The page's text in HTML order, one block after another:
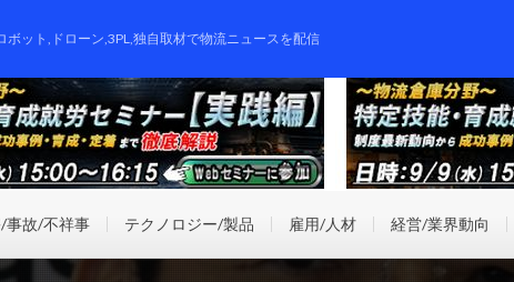
ボット,ドローン,3PL,独自取材で物流ニュースを配信
事故/不祥事 テクノロジー/製品 雇用/人材 経営/業界動向